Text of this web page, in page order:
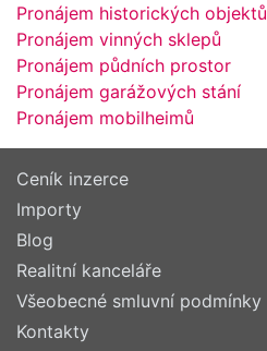
Pronájem historických objektů
Pronájem vinných sklepů
Pronájem půdních prostor
Pronájem garážových stání
Pronájem mobilheimů
Ceník inzerce
Importy
Blog
Realitní kanceláře
Všeobecné smluvní podmínky
Kontakty